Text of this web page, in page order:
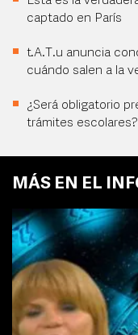
captado en París
t.A.T.u anuncia
cuándo salen a la
¿Será obligatorio
trámites escolares?
MÁS EN EL